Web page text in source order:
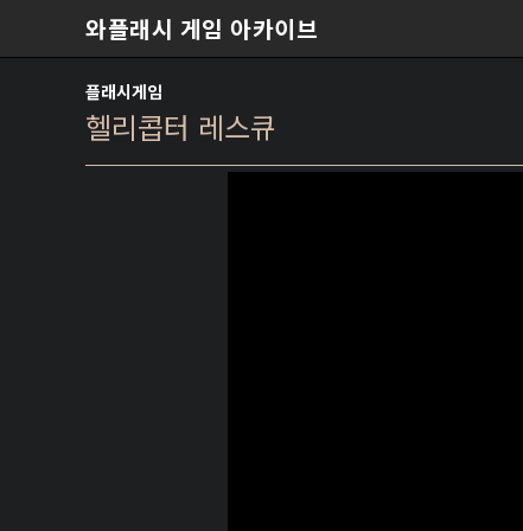
와플래시 게임 아카이브
플래시게임
헬리콥터 레스큐